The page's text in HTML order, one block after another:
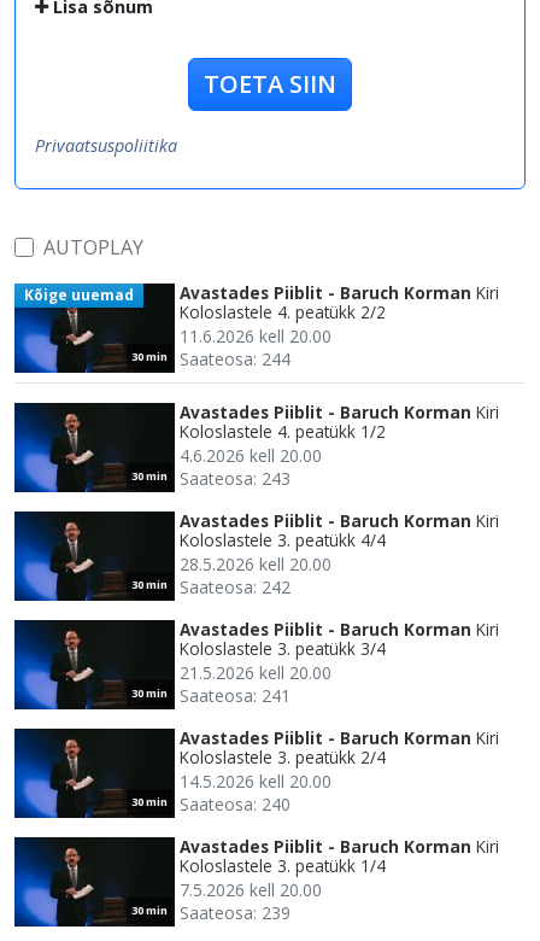
Lisa sõnum
TOETA SIIN
Privaatsuspoliitika
AUTOPLAY
30 min
Kõige uuemad Avastades Piiblit - Baruch Korman Kiri
Koloslastele 4. peatükk 2/2
11.6.2026 kell 20.00
Saateosa: 244
30 min
Avastades Piiblit - Baruch Korman Kiri
Koloslastele 4. peatükk 1/2
4.6.2026 kell 20.00
Saateosa: 243
30 min
Avastades Piiblit - Baruch Korman Kiri
Koloslastele 3. peatükk 4/4
28.5.2026 kell 20.00
Saateosa: 242
30 min
Avastades Piiblit - Baruch Korman Kiri
Koloslastele 3. peatükk 3/4
21.5.2026 kell 20.00
Saateosa: 241
30 min
Avastades Piiblit - Baruch Korman Kiri
Koloslastele 3. peatükk 2/4
14.5.2026 kell 20.00
Saateosa: 240
30 min
Avastades Piiblit - Baruch Korman Kiri
Koloslastele 3. peatükk 1/4
7.5.2026 kell 20.00
Saateosa: 239